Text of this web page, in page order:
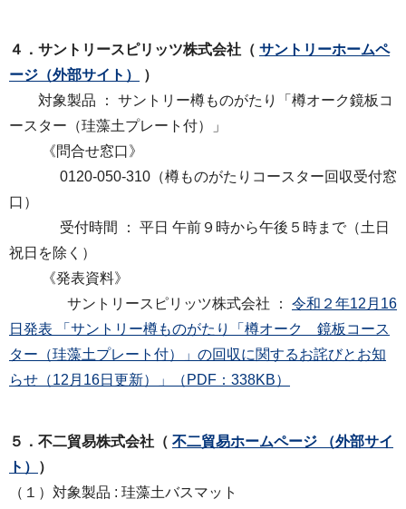
４．サントリースピリッツ株式会社（ サントリーホームペ
ージ（外部サイト）
）
対象製品 ： サントリー樽ものがたり「樽オーク鏡板コ
ースター（珪藻土プレート付）」
《問合せ窓口》
0120-050-310（樽ものがたりコースター回収受付窓
口）
受付時間 ： 平日 午前９時から午後５時まで（土日
祝日を除く）
《発表資料》
サントリースピリッツ株式会社 ： 令和２年12月16
日発表 「サントリー樽ものがたり「樽オーク 鏡板コース
ター（珪藻土プレート付）」の回収に関するお詫びとお知
らせ（12月16日更新）」（PDF：338KB）
５．不二貿易株式会社（ 不二貿易ホームページ
（外部サイ
ト）
）
（１）対象製品 : 珪藻土バスマット